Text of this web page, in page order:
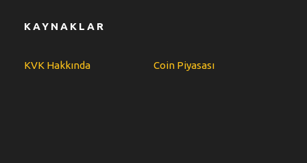
KAYNAKLAR
KVK Hakkında Coin Piyasası